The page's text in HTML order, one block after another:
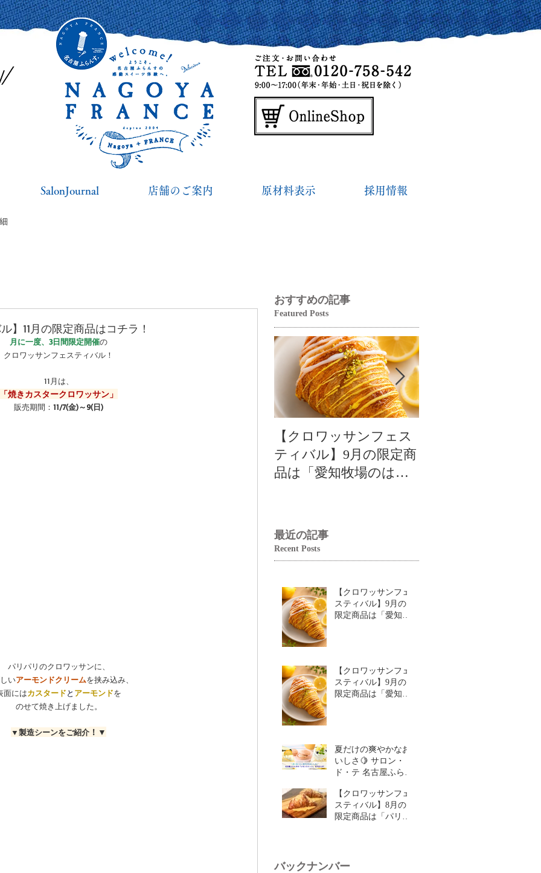
SalonJournal 店舗のご案内 原材料表示 採用情報
】11月の限定商品はコチラ！
月に一度、3日間限定開催の
クロワッサンフェスティバル！
11月は、
「焼きカスタークロワッサン」
販売期間： 11/7(金)～9(日)
パリパリのクロワッサンに、
いアーモンドクリームを挟み込み、
面にはカスタードと アーモンドを
のせて焼き上げました。
▼製造シーンをご紹介 ！▼
おすすめの記事
Featured Posts
【クロワッサンフェス
ティバル】9月の限定商
品は「愛知牧場のはち
最近の記事
Recent Posts
【クロワッサンフェ
スティバル】9月の
限定商品は「愛知牧
【クロワッサンフェ
スティバル】9月の
限定商品は「愛知牧
夏だけの爽やかなお
いしさ🍋 サロン・
ド・テ 名古屋ふらん
特集」
【クロワッサンフェ
スティバル】8月の
限定商品は「パリパ
バックナンバー